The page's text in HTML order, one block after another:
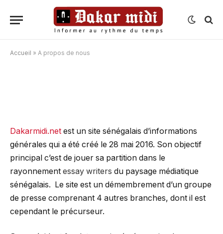
Accueil » A propos de nous
Dakarmidi.net est un site sénégalais d’informations
générales qui a été créé le 28 mai 2016. Son objectif
principal c’est de jouer sa partition dans le
rayonnement essay writers du paysage médiatique
sénégalais. Le site est un démembrement d’un groupe
de presse comprenant 4 autres branches, dont il est
cependant le précurseur.